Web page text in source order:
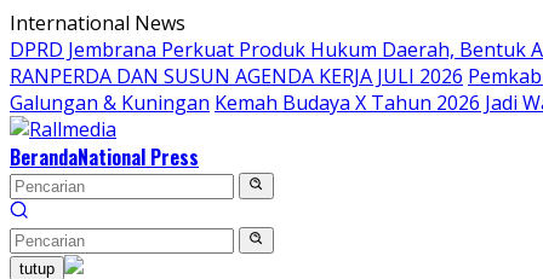
Langsung
ke
konten
International News
DPRD Jembrana Perkuat Produk Hukum Daerah, Bentuk
RANPERDA DAN SUSUN AGENDA KERJA JULI 2026
Galungan & Kuningan Kemah Budaya X Tahun 2026 Jadi
BerandaNational Press
tutup